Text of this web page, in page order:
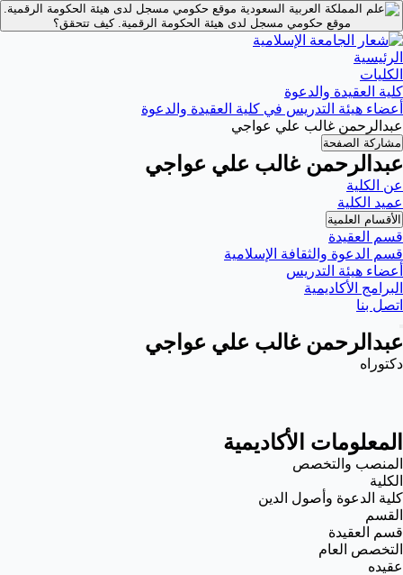
موقع حكومي مسجل لدى هيئة الحكومة الرقمية.
موقع حكومي مسجل لدى هيئة الحكومة الرقمية.كيف تتحقق؟
الرئيسية
الكليات
كلية العقيدة والدعوة
أعضاء هيئة التدريس في كلية العقيدة والدعوة
عبدالرحمن غالب علي عواجي
مشاركة الصفحة
عبدالرحمن غالب علي عواجي
عن الكلية
عميد الكلية
الأقسام العلمية
قسم العقيدة
قسم الدعوة والثقافة الإسلامية
أعضاء هيئة التدريس
البرامج الأكاديمية
اتصل بنا
عبدالرحمن غالب علي عواجي
دكتوراه
المعلومات الأكاديمية
المنصب والتخصص
الكلية
كلية الدعوة وأصول الدين
القسم
قسم العقيدة
التخصص العام
عقيده